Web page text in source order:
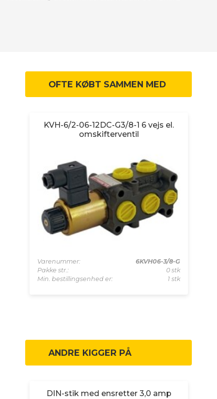
OFTE KØBT SAMMEN MED
KVH-6/2-06-12DC-G3/8-1 6 vejs el.
omskifterventil
Varenummer:
6KVH06-3/8-G
Pakke str.:
0 stk
Min. bestillingsenhed er:
1 stk
ANDRE KIGGER PÅ
DIN-stik med ensretter 3,0 amp